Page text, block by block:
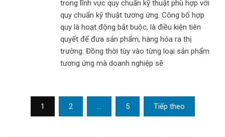
trong lĩnh vực quy chuẩn kỹ thuật phù hợp với
quy chuẩn kỹ thuật tương ứng. Công bố hợp
quy là hoạt động bắt buộc, là điều kiện tiên
quyết để đưa sản phẩm, hàng hóa ra thị
trường. Đồng thời tùy vào từng loại sản phẩm
tương ứng mà doanh nghiệp sẽ
trang
1 2 … 5 Tiếp theo